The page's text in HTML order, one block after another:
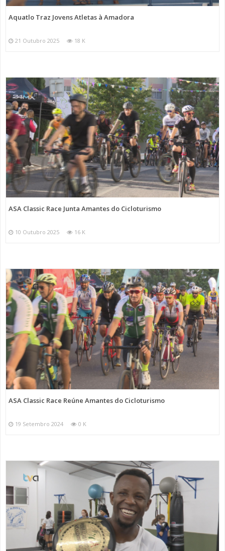
Aquatlo Traz Jovens Atletas à Amadora
21 Outubro 2025 18 K
ASA Classic Race Junta Amantes do Cicloturismo
10 Outubro 2025 16 K
ASA Classic Race Reúne Amantes do Cicloturismo
19 Setembro 2024 0 K